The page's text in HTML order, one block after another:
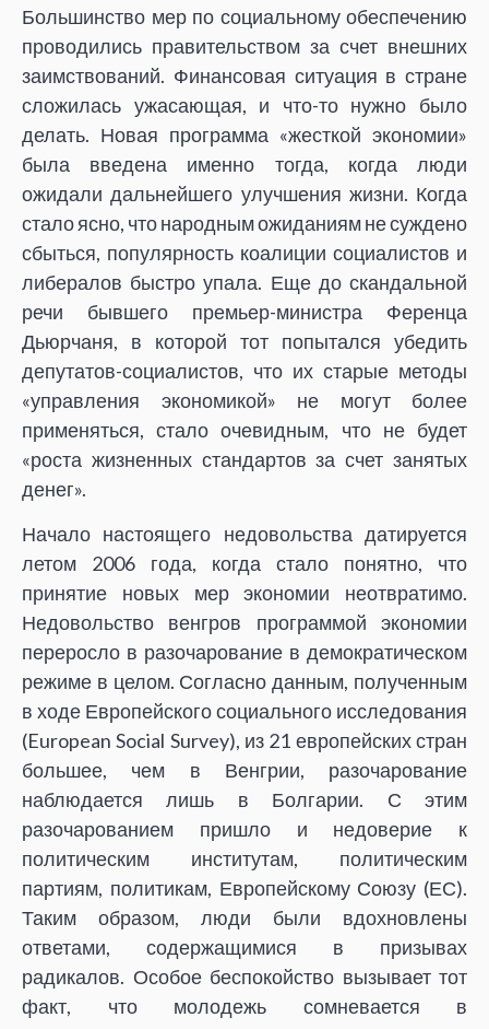
Большинство мер по социальному обеспечению
проводились правительством за счет внешних
заимствований. Финансовая ситуация в стране
сложилась ужасающая, и что-то нужно было
делать. Новая программа «жесткой экономии»
была введена именно тогда, когда люди
ожидали дальнейшего улучшения жизни. Когда
стало ясно, что народным ожиданиям не суждено
сбыться, популярность коалиции социалистов и
либералов быстро упала. Еще до скандальной
речи бывшего премьер-министра Ференца
Дьюрчаня, в которой тот попытался убедить
депутатов-социалистов, что их старые методы
«управления экономикой» не могут более
применяться, стало очевидным, что не будет
«роста жизненных стандартов за счет занятых
денег».
Начало настоящего недовольства датируется
летом 2006 года, когда стало понятно, что
принятие новых мер экономии неотвратимо.
Недовольство венгров программой экономии
переросло в разочарование в демократическом
режиме в целом. Согласно данным, полученным
в ходе Европейского социального исследования
(European Social Survey), из 21 европейских стран
большее, чем в Венгрии, разочарование
наблюдается лишь в Болгарии. С этим
разочарованием пришло и недоверие к
политическим институтам, политическим
партиям, политикам, Европейскому Союзу (ЕС).
Таким образом, люди были вдохновлены
ответами, содержащимися в призывах
радикалов. Особое беспокойство вызывает тот
факт, что молодежь сомневается в